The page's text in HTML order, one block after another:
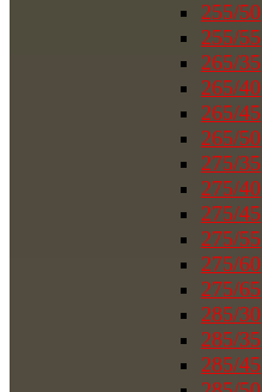
255/50
255/55
265/35
265/40
265/45
265/50
275/35
275/40
275/45
275/55
275/60
275/65
285/30
285/35
285/45